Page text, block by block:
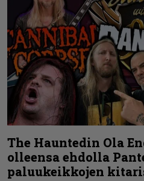
The Hauntedin Ola
olleensa ehdolla
paluukeikkojen